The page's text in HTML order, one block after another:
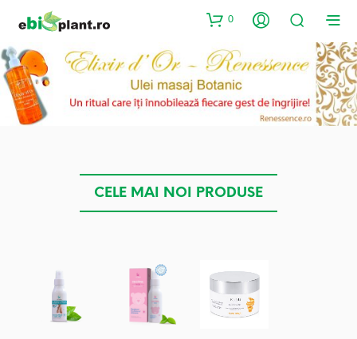
0
CELE MAI NOI PRODUSE